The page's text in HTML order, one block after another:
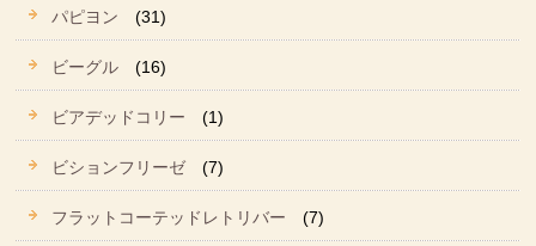
パピヨン (31)
ビーグル (16)
ビアデッドコリー (1)
ビションフリーゼ (7)
フラットコーテッドレトリバー (7)